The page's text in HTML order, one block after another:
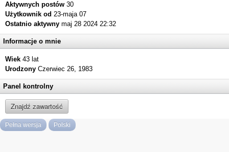
Aktywnych postów 30
Użytkownik od 23-maja 07
Ostatnio aktywny maj 28 2024 22:32
Informacje o mnie
Wiek 43 lat
Urodzony Czerwiec 26, 1983
Panel kontrolny
Znajdź zawartość
Pełna wersja Polski